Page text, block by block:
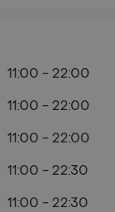
11:00 - 22:00
11:00 - 22:00
11:00 - 22:00
11:00 - 22:30
11:00 - 22:30